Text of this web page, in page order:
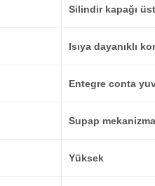
Silindir kapağı
Isıya dayanıklı
Entegre conta
Supap
Yüksek